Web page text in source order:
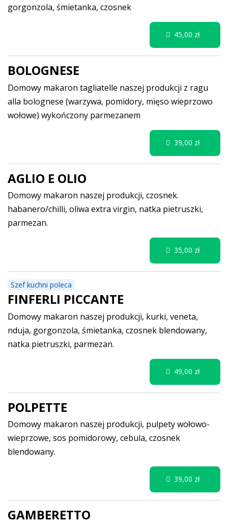
gorgonzola, śmietanka, czosnek
BOLOGNESE
Domowy makaron tagliatelle naszej produkcji z ragu
alla bolognese (warzywa, pomidory, mięso wieprzowo
wołowe) wykończony parmezanem
AGLIO E OLIO
Domowy makaron naszej produkcji, czosnek.
habanero/chilli, oliwa extra virgin, natka pietruszki,
parmezan.
Szef kuchni poleca
FINFERLI PICCANTE
Domowy makaron naszej produkcji, kurki, veneta,
nduja, gorgonzola, śmietanka, czosnek blendowany,
natka pietruszki, parmezan.
POLPETTE
Domowy makaron naszej produkcji, pulpety wołowo-
wieprzowe, sos pomidorowy, cebula, czosnek
blendowany.
GAMBERETTO